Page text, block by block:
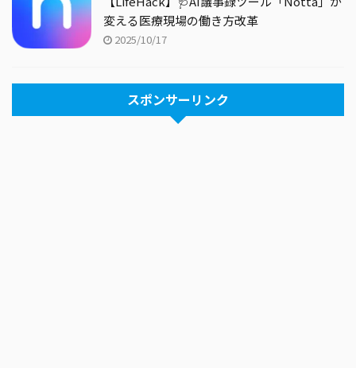
変える医療現場の働き方改革
2025/10/17
スポンサーリンク